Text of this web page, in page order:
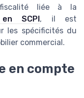
liée à la
SCPI, il est
les spécificités du
commercial.
en compte